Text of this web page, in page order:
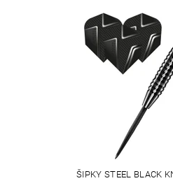
ŠIPKY STEEL BLACK